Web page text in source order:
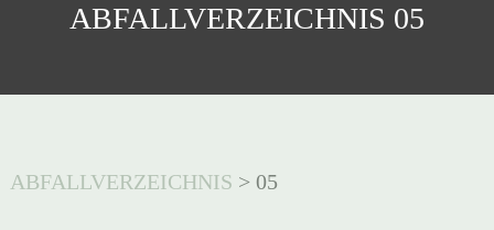
ABFALLVERZEICHNIS 05
ABFALLVERZEICHNIS > 05